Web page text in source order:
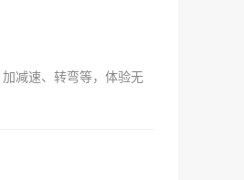
减速、转弯等，体验无